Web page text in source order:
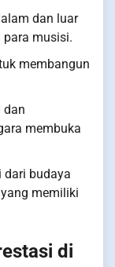
dan luar
para musisi.
membangun
dan
membuka
dari budaya
memiliki
di